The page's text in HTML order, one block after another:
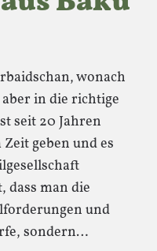
wonach
in die richtige
seit 20 Jahren
geben und es
dass man die
und
sondern…